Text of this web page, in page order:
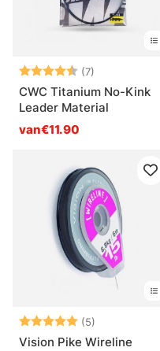
Beoordeling:
(7)
CWC Titanium No-Kink
Leader Material
van€11.90
Beoordeling:
(5)
Vision Pike Wireline